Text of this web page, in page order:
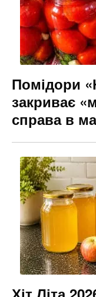
Помідори
закриває
справа в